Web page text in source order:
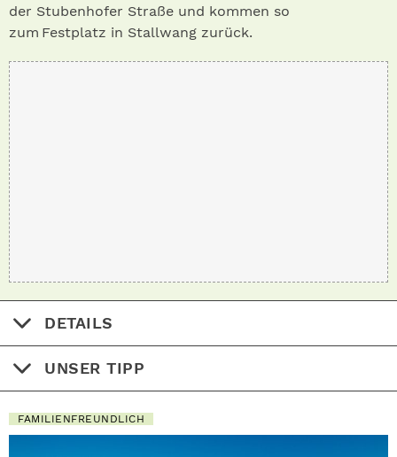
der Stubenhofer Straße und kommen so
zum Festplatz in Stallwang zurück.
DETAILS
UNSER TIPP
FAMILIENFREUNDLICH